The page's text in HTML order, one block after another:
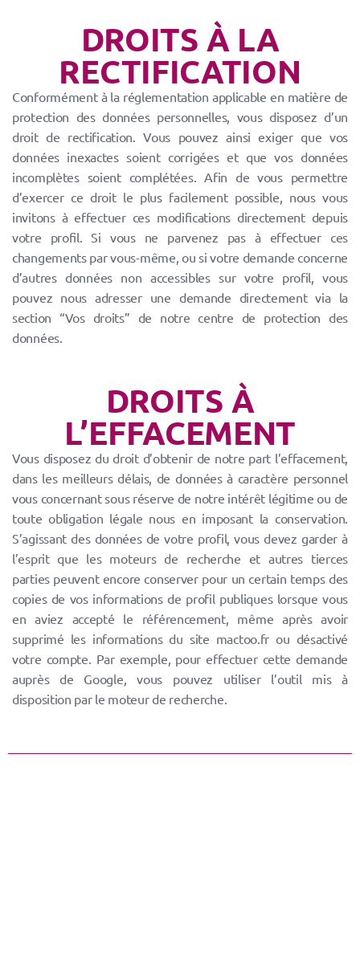
DROITS À LA
RECTIFICATION
Conformément à la réglementation applicable en matière de
protection des données personnelles, vous disposez d’un
droit de rectification. Vous pouvez ainsi exiger que vos
données inexactes soient corrigées et que vos données
incomplètes soient complétées.Afin de vous permettre
d’exercer ce droit le plus facilement possible, nous vous
invitons à effectuer ces modifications directement depuis
votre profil.Si vous ne parvenez pas à effectuer ces
changements par vous-même, ou si votre demande concerne
d’autres données non accessibles sur votre profil, vous
pouvez nous adresser une demande directement via la
section “Vos droits” de notre centre de protection des
données.
DROITS À
L’EFFACEMENT
Vous disposez du droit d’obtenir de notre part l’effacement,
dans les meilleurs délais, de données à caractère personnel
vous concernant sous réserve de notre intérêt légitime ou de
toute obligation légale nous en imposant la conservation.
S’agissant des données de votre profil, vous devez garder à
l’esprit que les moteurs de recherche et autres tierces
parties peuvent encore conserver pour un certain temps des
copies de vos informations de profil publiques lorsque vous
en aviez accepté le référencement, même après avoir
supprimé les informations du site mactoo.fr ou désactivé
votre compte. Par exemple, pour effectuer cette demande
auprès de Google, vous pouvez utiliser l’outil mis à
disposition par le moteur de recherche.